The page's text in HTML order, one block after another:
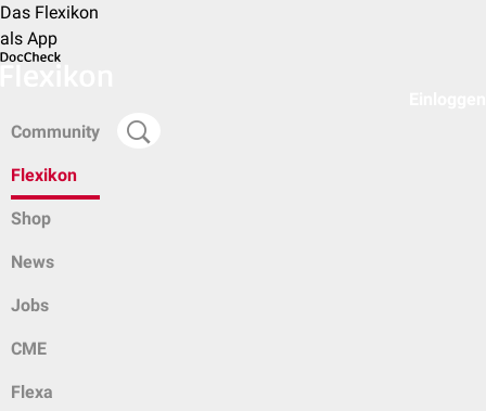
Das Flexikon
als App
Community
Flexikon
Shop
News
Jobs
CME
Flexa